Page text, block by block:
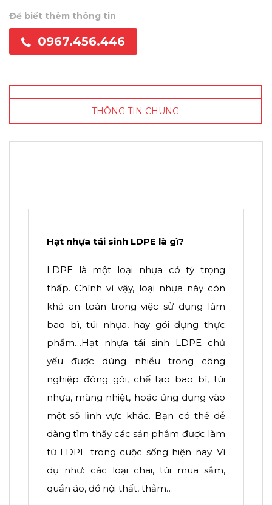
Để biết thêm thông tin
0967.456.446
THÔNG TIN CHUNG
Hạt nhựa tái sinh LDPE là gì?
LDPE là một loại nhựa có tỷ trọng
thấp. Chính vì vậy, loại nhựa này còn
khá an toàn trong việc sử dụng làm
bao bì, túi nhựa, hay gói đựng thực
phẩm…Hạt nhựa tái sinh LDPE chủ
yếu được dùng nhiều trong công
nghiệp đóng gói, chế tạo bao bì, túi
nhựa, màng nhiệt, hoặc ứng dụng vào
một số lĩnh vực khác. Bạn có thể dễ
dàng tìm thấy các sản phẩm được làm
từ LDPE trong cuộc sống hiện nay. Ví
dụ như: các loại chai, túi mua sắm,
quần áo, đồ nội thất, thảm…